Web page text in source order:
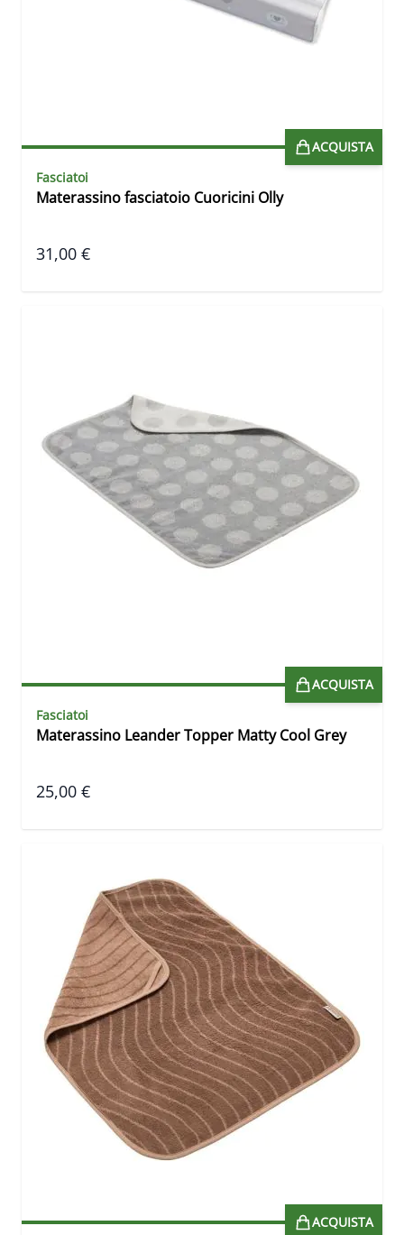
ACQUISTA
Fasciatoi
Materassino fasciatoio Cuoricini Olly
31,00 €
ACQUISTA
Fasciatoi
Materassino Leander Topper Matty Cool Grey
25,00 €
ACQUISTA